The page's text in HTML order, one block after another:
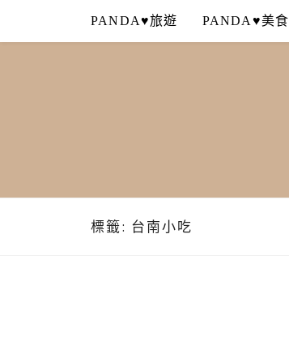
content
PANDA♥旅遊 PANDA♥美食
標籤: 台南小吃